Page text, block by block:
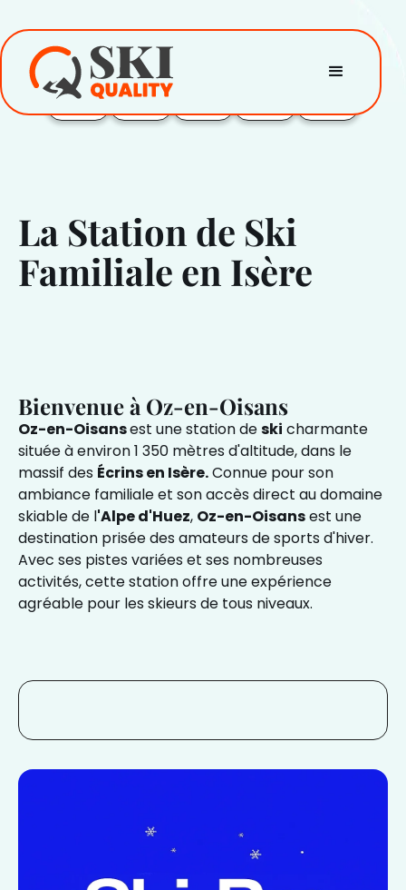
La Station de Ski
Familiale en Isère
Bienvenue à Oz-en-Oisans
Oz-en-Oisansest une station deski charmante
située à environ 1 350 mètres d'altitude, dans le
massif des Écrins en Isère.Connue pour son
ambiance familiale et son accès direct au domaine
skiable de l'Alpe d'Huez, Oz-en-Oisansest une
destination prisée des amateurs de sports d'hiver.
Avec ses pistes variées et ses nombreuses
activités, cette station offre une expérience
agréable pour les skieurs de tous niveaux.